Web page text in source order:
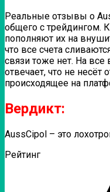
Реальные отзывы о
общего с трейдингом.
пополняют их на
что все счета
связи тоже нет. На
отвечает, что не несёт
происходящее на
Вердикт:
AussCipol – это
Рейтинг